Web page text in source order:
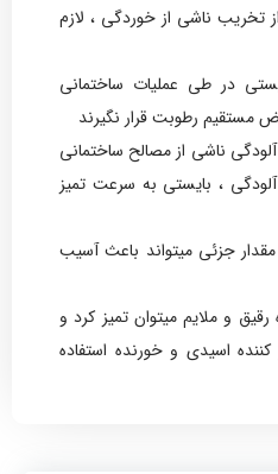
تخریب ناشی از خوردگی ، لازم
در طی عملیات ساختمانی
مستقیم رطوبت قرار نگیرند
آلودگی ناشی از مصالح ساختمانی
، بایستی به سرعت تمیز
جزئی میتواند باعث آسیب
رقیق و ملایم میتوان تمیز کرد و
اسیدی و خورنده استفاده